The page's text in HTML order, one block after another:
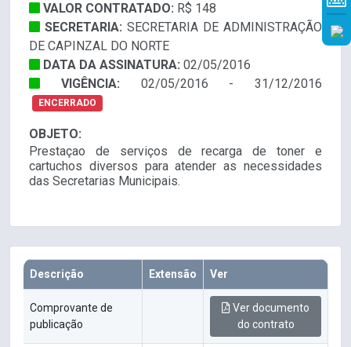
VALOR CONTRATADO: R$ 148
SECRETARIA: SECRETARIA DE ADMINISTRAÇÃO
DE CAPINZAL DO NORTE
DATA DA ASSINATURA: 02/05/2016
VIGÊNCIA: 02/05/2016 - 31/12/2016
ENCERRADO
OBJETO:
Prestaçao de serviços de recarga de toner e
cartuchos diversos para atender as necessidades
das Secretarias Municipais.
Descrição Extensão Ver
Comprovante de
publicação
Ver documento
do contrato